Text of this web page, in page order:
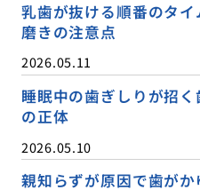
乳歯が抜ける順番のタ
磨きの注意点
2026.05.11
睡眠中の歯ぎしりが招
の正体
2026.05.10
親知らずが原因で歯が